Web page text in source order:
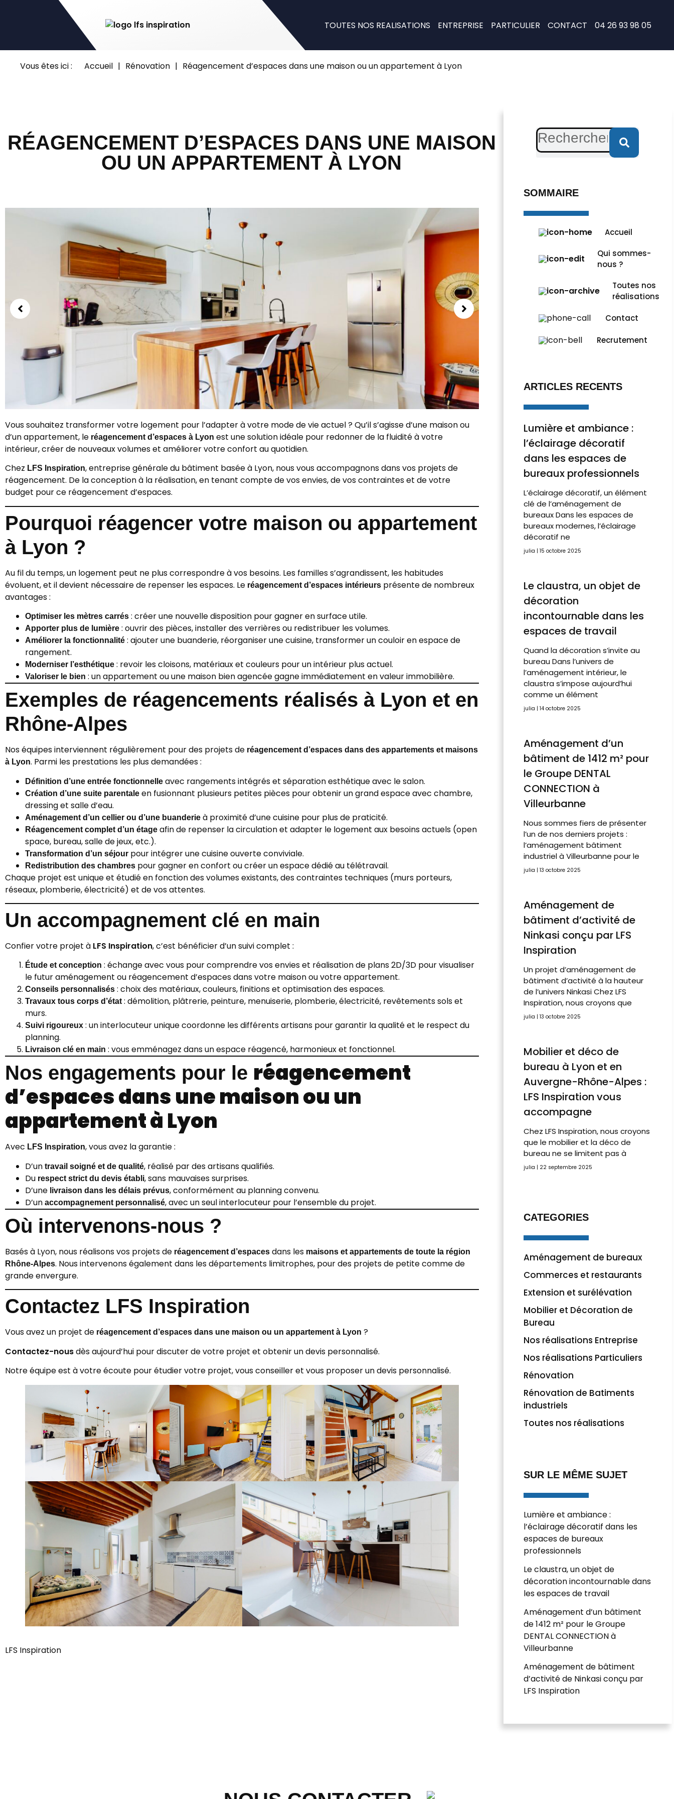
TOUTES NOS REALISATIONS ENTREPRISE PARTICULIER CONTACT 04 26 93 98 05
Vous êtes ici : Accueil | Rénovation | Réagencement d’espaces dans une maison ou un appartement à Lyon
RÉAGENCEMENT D’ESPACES DANS UNE MAISON
OU UN APPARTEMENT À LYON
Vous souhaitez transformer votre logement pour l’adapter à votre mode de vie actuel ? Qu’il s’agisse d’une maison ou
d’un appartement, le réagencement d’espaces à Lyon est une solution idéale pour redonner de la fluidité à votre
intérieur, créer de nouveaux volumes et améliorer votre confort au quotidien.
Chez LFS Inspiration, entreprise générale du bâtiment basée à Lyon, nous vous accompagnons dans vos projets de
réagencement. De la conception à la réalisation, en tenant compte de vos envies, de vos contraintes et de votre
budget pour ce réagencement d’espaces.
Pourquoi réagencer votre maison ou appartement
à Lyon ?
Au fil du temps, un logement peut ne plus correspondre à vos besoins. Les familles s’agrandissent, les habitudes
évoluent, et il devient nécessaire de repenser les espaces. Le réagencement d’espaces intérieurs présente de nombreux
avantages :
Optimiser les mètres carrés : créer une nouvelle disposition pour gagner en surface utile.
Apporter plus de lumière : ouvrir des pièces, installer des verrières ou redistribuer les volumes.
Améliorer la fonctionnalité : ajouter une buanderie, réorganiser une cuisine, transformer un couloir en espace de
rangement.
Moderniser l’esthétique : revoir les cloisons, matériaux et couleurs pour un intérieur plus actuel.
Valoriser le bien : un appartement ou une maison bien agencée gagne immédiatement en valeur immobilière.
Exemples de réagencements réalisés à Lyon et en
Rhône-Alpes
Nos équipes interviennent régulièrement pour des projets de réagencement d’espaces dans des appartements et maisons
à Lyon. Parmi les prestations les plus demandées :
Définition d’une entrée fonctionnelle avec rangements intégrés et séparation esthétique avec le salon.
Création d’une suite parentale en fusionnant plusieurs petites pièces pour obtenir un grand espace avec chambre,
dressing et salle d’eau.
Aménagement d’un cellier ou d’une buanderie à proximité d’une cuisine pour plus de praticité.
Réagencement complet d’un étage afin de repenser la circulation et adapter le logement aux besoins actuels (open
space, bureau, salle de jeux, etc.).
Transformation d’un séjour pour intégrer une cuisine ouverte conviviale.
Redistribution des chambres pour gagner en confort ou créer un espace dédié au télétravail.
Chaque projet est unique et étudié en fonction des volumes existants, des contraintes techniques (murs porteurs,
réseaux, plomberie, électricité) et de vos attentes.
Un accompagnement clé en main
Confier votre projet à LFS Inspiration, c’est bénéficier d’un suivi complet :
Étude et conception : échange avec vous pour comprendre vos envies et réalisation de plans 2D/3D pour visualiser
le futur aménagement ou réagencement d’espaces dans votre maison ou votre appartement.
Conseils personnalisés : choix des matériaux, couleurs, finitions et optimisation des espaces.
Travaux tous corps d’état: démolition, plâtrerie, peinture, menuiserie, plomberie, électricité, revêtements sols et
murs.
Suivi rigoureux : un interlocuteur unique coordonne les différents artisans pour garantir la qualité et le respect du
planning.
Livraison clé en main : vous emménagez dans un espace réagencé, harmonieux et fonctionnel.
Nos engagements pour le réagencement
d’espaces dans une maison ou un
appartement à Lyon
Avec LFS Inspiration, vous avez la garantie :
D’un travail soigné et de qualité, réalisé par des artisans qualifiés.
Du respect strict du devis établi, sans mauvaises surprises.
D’une livraison dans les délais prévus, conformément au planning convenu.
D’un accompagnement personnalisé, avec un seul interlocuteur pour l’ensemble du projet.
Où intervenons-nous ?
Basés à Lyon, nous réalisons vos projets de réagencement d’espaces dans les maisons et appartements de toute la région
Rhône-Alpes. Nous intervenons également dans les départements limitrophes, pour des projets de petite comme de
grande envergure.
Contactez LFS Inspiration
Vous avez un projet de réagencement d’espaces dans une maison ou un appartement à Lyon ?
Contactez-nousdès aujourd’hui pour discuter de votre projet et obtenir un devis personnalisé.
Notre équipe est à votre écoute pour étudier votre projet, vous conseiller et vous proposer un devis personnalisé.
LFS Inspiration
SOMMAIRE
Accueil
Qui sommes-
nous ?
Toutes nos
réalisations
Contact
Recrutement
ARTICLES RECENTS
Lumière et ambiance :
l’éclairage décoratif
dans les espaces de
bureaux professionnels
julia 15 octobre 2025
L’éclairage décoratif, un élément
clé de l’aménagement de
bureaux Dans les espaces de
bureaux modernes, l’éclairage
décoratif ne
Le claustra, un objet de
décoration
incontournable dans les
espaces de travail
julia 14 octobre 2025
Quand la décoration s’invite au
bureau Dans l’univers de
l’aménagement intérieur, le
claustra s’impose aujourd’hui
comme un élément
Aménagement d’un
bâtiment de 1412 m² pour
le Groupe DENTAL
CONNECTION à
Villeurbanne
julia 13 octobre 2025
Nous sommes fiers de présenter
l’un de nos derniers projets :
l’aménagement bâtiment
industriel à Villeurbanne pour le
Aménagement de
bâtiment d’activité de
Ninkasi conçu par LFS
Inspiration
julia 13 octobre 2025
Un projet d’aménagement de
bâtiment d’activité à la hauteur
de l’univers Ninkasi Chez LFS
Inspiration, nous croyons que
Mobilier et déco de
bureau à Lyon et en
Auvergne-Rhône-Alpes :
LFS Inspiration vous
accompagne
julia 22 septembre 2025
Chez LFS Inspiration, nous croyons
que le mobilier et la déco de
bureau ne se limitent pas à
CATEGORIES
Aménagement de bureaux
Commerces et restaurants
Extension et surélévation
Mobilier et Décoration de
Bureau
Nos réalisations Entreprise
Nos réalisations Particuliers
Rénovation
Rénovation de Batiments
industriels
Toutes nos réalisations
SUR LE MÊME SUJET
Lumière et ambiance :
l’éclairage décoratif dans les
espaces de bureaux
professionnels
Le claustra, un objet de
décoration incontournable dans
les espaces de travail
Aménagement d’un bâtiment
de 1412 m² pour le Groupe
DENTAL CONNECTION à
Villeurbanne
Aménagement de bâtiment
d’activité de Ninkasi conçu par
LFS Inspiration